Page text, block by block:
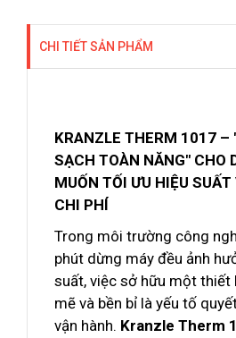
CHI TIẾT SẢN PHẨM
KRANZLE THERM 1017 –
SẠCH TOÀN NĂNG" CHO
MUỐN TỐI ƯU HIỆU
CHI PHÍ
Trong môi trường công
phút dừng máy đều ảnh
suất, việc sở hữu một thiết
mẽ và bền bỉ là yếu tố
vận hành. Kranzle Therm